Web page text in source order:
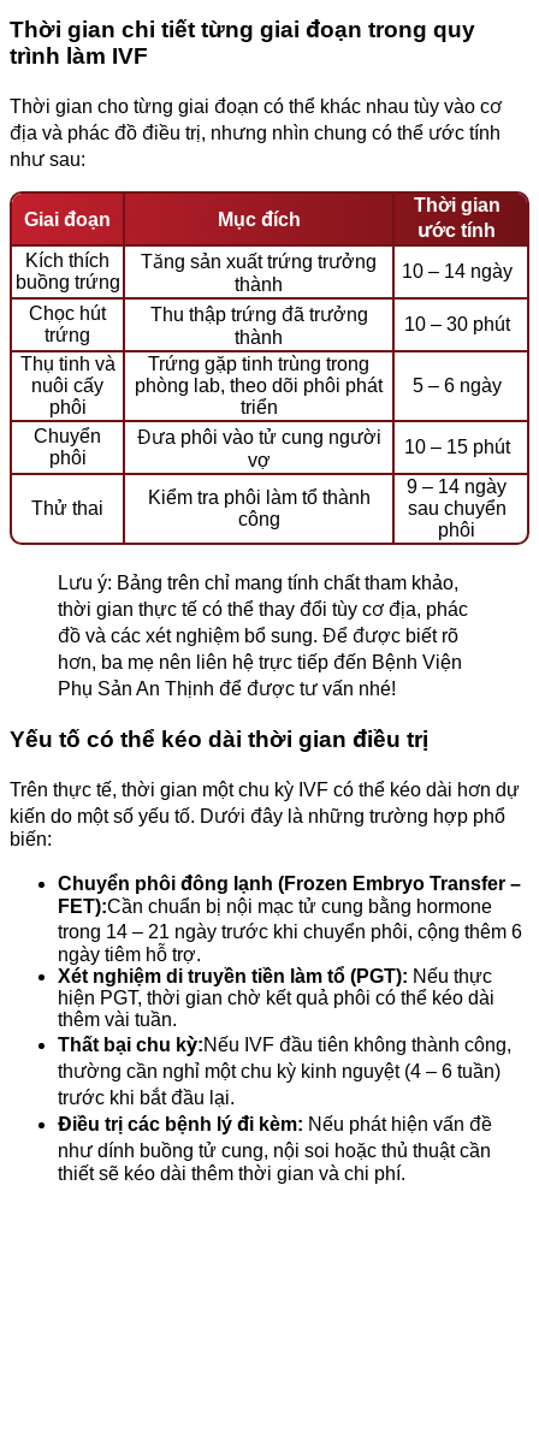
Thời gian chi tiết từng giai đoạn trong quy
trình làm IVF
Thời gian cho từng giai đoạn có thể khác nhau tùy vào cơ
địa và phác đồ điều trị, nhưng nhìn chung có thể ước tính
như sau:
Giai đoạn Mục đích
Thời gian
ước tính
Kích thích
buồng trứng
Tăng sản xuất trứng trưởng
thành
10 – 14 ngày
Chọc hút
trứng
Thu thập trứng đã trưởng
thành
10 – 30 phút
Thụ tinh và
nuôi cấy
phôi
Trứng gặp tinh trùng trong
phòng lab, theo dõi phôi phát
triển
5 – 6 ngày
Chuyển
phôi
Đưa phôi vào tử cung người
vợ
10 – 15 phút
Thử thai
Kiểm tra phôi làm tổ thành
công
9 – 14 ngày
sau chuyển
phôi
Lưu ý: Bảng trên chỉ mang tính chất tham khảo,
thời gian thực tế có thể thay đổi tùy cơ địa, phác
đồ và các xét nghiệm bổ sung. Để được biết rõ
hơn, ba mẹ nên liên hệ trực tiếp đến Bệnh Viện
Phụ Sản An Thịnh để được tư vấn nhé!
Yếu tố có thể kéo dài thời gian điều trị
Trên thực tế, thời gian một chu kỳ IVF có thể kéo dài hơn dự
kiến do một số yếu tố. Dưới đây là những trường hợp phổ
biến:
Chuyển phôi đông lạnh (Frozen Embryo Transfer –
FET):Cần chuẩn bị nội mạc tử cung bằng hormone
trong 14 – 21 ngày trước khi chuyển phôi, cộng thêm 6
ngày tiêm hỗ trợ.
Xét nghiệm di truyền tiền làm tổ (PGT): Nếu thực
hiện PGT, thời gian chờ kết quả phôi có thể kéo dài
thêm vài tuần.
Thất bại chu kỳ:Nếu IVF đầu tiên không thành công,
thường cần nghỉ một chu kỳ kinh nguyệt (4 – 6 tuần)
trước khi bắt đầu lại.
Điều trị các bệnh lý đi kèm: Nếu phát hiện vấn đề
như dính buồng tử cung, nội soi hoặc thủ thuật cần
thiết sẽ kéo dài thêm thời gian và chi phí.